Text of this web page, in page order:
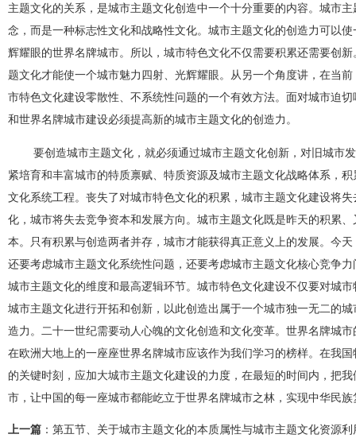
主题文化的关系，是城市主题文化创造中一个十分重要的内容。城市
念，而是一种标志性文化和战略性文化。城市主题文化的创造力可以
辉耀眼的世界名牌城市。所以，城市特色文化不仅需要积累还需要创
题文化才能使一个城市魅力四射、光辉耀眼。从另一个角度讲，在当
市特色文化建设零散性、不系统性问题的一个有效方法。面对城市迫
和世界名牌城市建设必须提高新的城市主题文化的创造力。
要创造城市主题文化，就必须通过城市主题文化创新，对旧城市
紧培育和丰富城市的特质禀赋、特质资源及城市主题文化战略体系，
文化系统工程。丧失了对城市特色文化的积累，城市主题文化建设将
化，城市将失去竞争资本和发展方向。城市主题文化既是昨天的积累
本。只有积累与创造两者并存，城市才能获得真正意义上的发展。今
还要考虑城市主题文化系统性问题，还要考虑城市主题文化核心竞争
城市主题文化的维度和最高逻辑环节。城市特色文化建设不仅要对城
城市主题文化进行开拓和创新，以此创造出属于一个城市独一无二的
造力。二十一世纪需要动人心魄的文化创造和文化变革。世界名牌城
在欧洲大地上的一座座世界名牌城市应该作为我们学习的榜样。在我
的关键时刻，应加大城市主题文化建设的力度，在最短的时间内，把
市，让中国的每一座城市都能屹立于世界名牌城市之林，实现中华民
上一篇 ： 第五节、关于城市主题文化的本质属性与城市主题文化资源利